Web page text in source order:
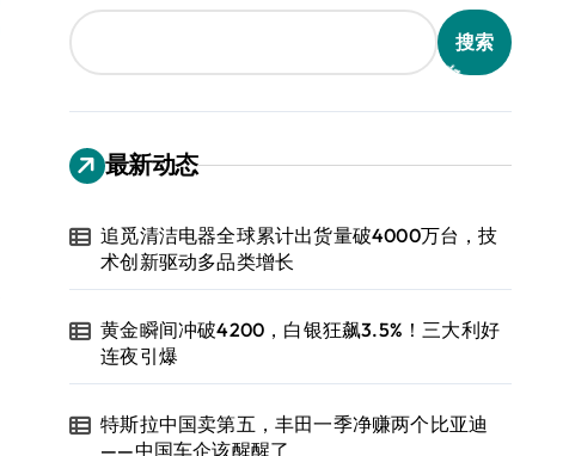
搜索
最新动态
追觅清洁电器全球累计出货量破4000万台，技
术创新驱动多品类增长
黄金瞬间冲破4200，白银狂飙3.5%！三大利好
连夜引爆
特斯拉中国卖第五，丰田一季净赚两个比亚迪
——中国车企该醒醒了